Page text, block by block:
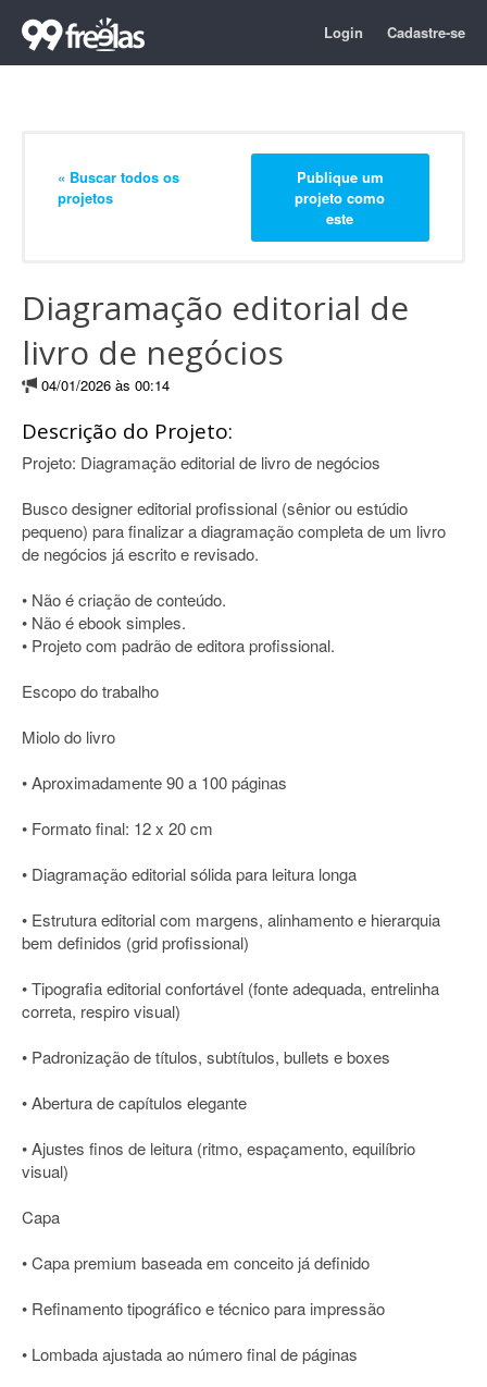
Login Cadastre-se
« Buscar todos os
projetos
Publique um
projeto como
este
Diagramação editorial de
livro de negócios
04/01/2026 às 00:14
Descrição do Projeto:
Projeto: Diagramação editorial de livro de negócios
Busco designer editorial profissional (sênior ou estúdio
pequeno) para finalizar a diagramação completa de um livro
de negócios já escrito e revisado.
• Não é criação de conteúdo.
• Não é ebook simples.
• Projeto com padrão de editora profissional.
Escopo do trabalho
Miolo do livro
• Aproximadamente 90 a 100 páginas
• Formato final: 12 x 20 cm
• Diagramação editorial sólida para leitura longa
• Estrutura editorial com margens, alinhamento e hierarquia
bem definidos (grid profissional)
• Tipografia editorial confortável (fonte adequada, entrelinha
correta, respiro visual)
• Padronização de títulos, subtítulos, bullets e boxes
• Abertura de capítulos elegante
• Ajustes finos de leitura (ritmo, espaçamento, equilíbrio
visual)
Capa
• Capa premium baseada em conceito já definido
• Refinamento tipográfico e técnico para impressão
• Lombada ajustada ao número final de páginas